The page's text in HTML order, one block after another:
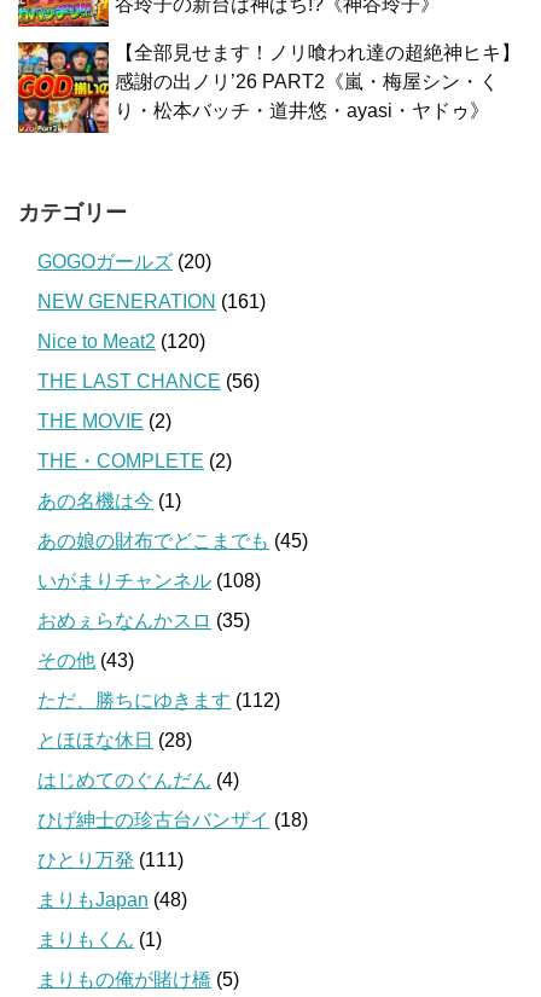
谷玲子の新台は神ぱち!?《神谷玲子》
【全部見せます！ノリ喰われ達の超絶神ヒキ】
感謝の出ノリ’26 PART2《嵐・梅屋シン・く
り・松本バッチ・道井悠・ayasi・ヤドゥ》
カテゴリー
GOGOガールズ (20)
NEW GENERATION (161)
Nice to Meat2 (120)
THE LAST CHANCE (56)
THE MOVIE (2)
THE・COMPLETE (2)
あの名機は今 (1)
あの娘の財布でどこまでも (45)
いがまりチャンネル (108)
おめぇらなんかスロ (35)
その他 (43)
ただ、勝ちにゆきます (112)
とほほな休日 (28)
はじめてのぐんだん (4)
ひげ紳士の珍古台バンザイ (18)
ひとり万発 (111)
まりもJapan (48)
まりもくん (1)
まりもの俺が賭け橋 (5)